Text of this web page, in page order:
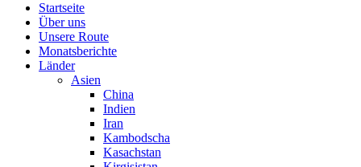
Startseite
Über uns
Unsere Route
Monatsberichte
Länder
Asien
China
Indien
Iran
Kambodscha
Kasachstan